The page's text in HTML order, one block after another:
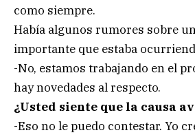
como siempre.
Había algunos rumores sobre
importante que estaba
-No, estamos trabajando en el
hay novedades al respecto.
¿Usted siente que la causa
-Eso no le puedo contestar. Yo